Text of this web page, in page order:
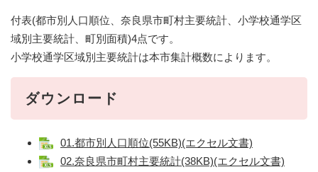
付表(都市別人口順位、奈良県市町村主要統計、小学校通学区
域別主要統計、町別面積)4点です。
小学校通学区域別主要統計は本市集計概数によります。
ダウンロード
01.都市別人口順位(55KB)(エクセル文書)
02.奈良県市町村主要統計(38KB)(エクセル文書)